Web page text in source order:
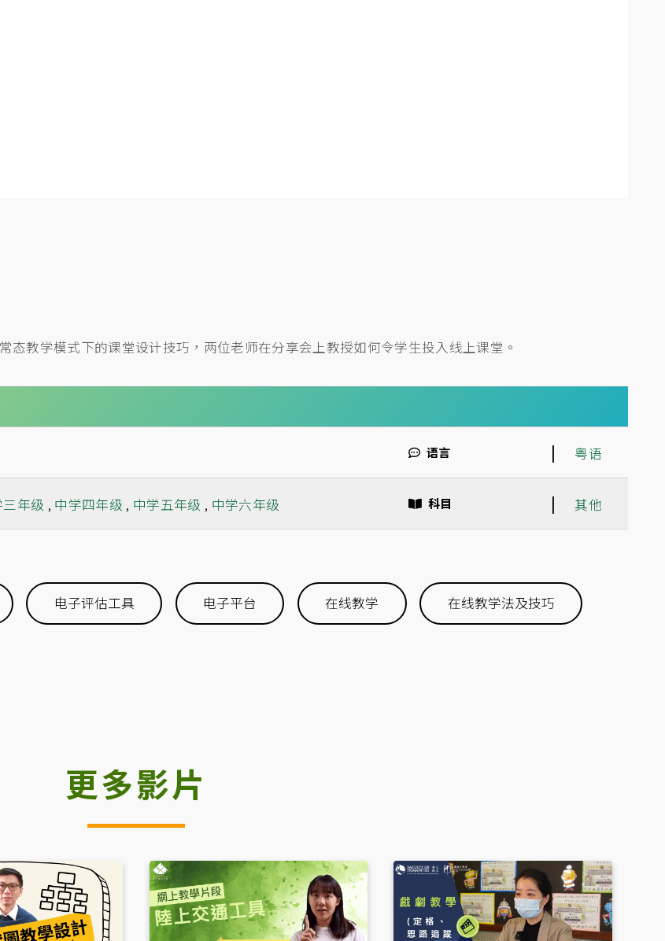
教学模式下的课堂设计技巧，两位老师在分享会上教授如何令学生投入线上课堂。
语言 | 粤语
年级 , 中学四年级 , 中学五年级 , 中学六年级 科目 | 其他
电子评估工具 电子平台 在线教学 在线教学法及技巧
更多影片